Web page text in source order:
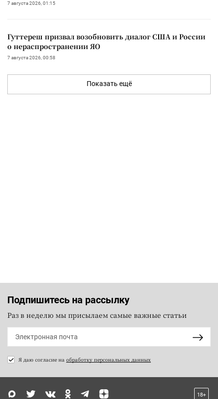
7 августа 2026, 01:15
Гуттереш призвал возобновить диалог США и России
о нераспространении ЯО
7 августа 2026, 00:58
Показать ещё
Подпишитесь на рассылку
Раз в неделю мы присылаем самые важные статьи
Я даю согласие на обработку персональных данных
18+